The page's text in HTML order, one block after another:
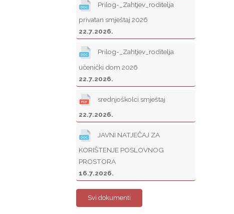
Prilog-_Zahtjev_roditelja
privatan smještaj 2026
22.7.2026.
Prilog-_Zahtjev_roditelja
učenički dom 2026
22.7.2026.
srednjoškolci smještaj
22.7.2026.
JAVNI NATJEČAJ ZA
KORIŠTENJE POSLOVNOG
PROSTORA
16.7.2026.
Svi dokumenti